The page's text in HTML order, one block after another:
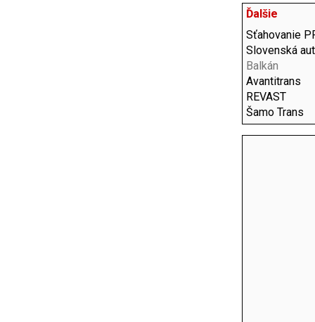
Ďalšie
Sťahovanie
Slovenská
Balkán
Avantitrans
REVAST
Šamo Trans